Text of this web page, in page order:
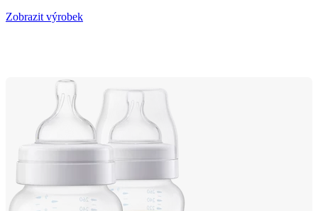
Zobrazit výrobek